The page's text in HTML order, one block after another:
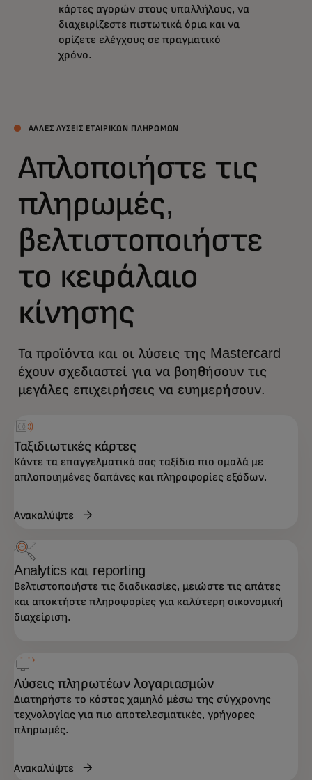
κάρτες αγορών στους υπαλλήλους, να
διαχειρίζεστε πιστωτικά όρια και να
ορίζετε ελέγχους σε πραγματικό
χρόνο.
ΑΛΛΕΣ ΛΥΣΕΙΣ ΕΤΑΙΡΙΚΩΝ ΠΛΗΡΩΜΩΝ
Απλοποιήστε τις
πληρωμές,
βελτιστοποιήστε
το κεφάλαιο
κίνησης
Τα προϊόντα και οι λύσεις της Mastercard
έχουν σχεδιαστεί για να βοηθήσουν τις
μεγάλες επιχειρήσεις να ευημερήσουν.
Ταξιδιωτικές κάρτες
Κάντε τα επαγγελματικά σας ταξίδια πιο ομαλά με
απλοποιημένες δαπάνες και πληροφορίες εξόδων.
Ανακαλύψτε
Analytics και reporting
Βελτιστοποιήστε τις διαδικασίες, μειώστε τις απάτες
και αποκτήστε πληροφορίες για καλύτερη οικονομική
διαχείριση.
Λύσεις πληρωτέων λογαριασμών
Διατηρήστε το κόστος χαμηλό μέσω της σύγχρονης
τεχνολογίας για πιο αποτελεσματικές, γρήγορες
πληρωμές.
Ανακαλύψτε